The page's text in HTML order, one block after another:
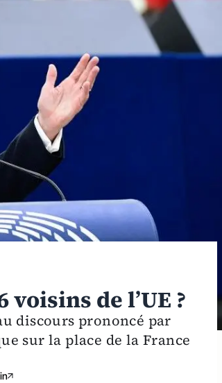
de l’UE ?
discours prononcé par
sur la place de la France